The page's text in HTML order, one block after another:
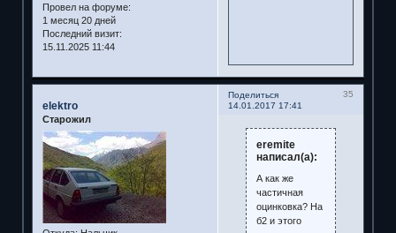
Провел на форуме:
1 месяц 20 дней
Последний визит:
15.11.2025 11:44
Поделиться
35
14.01.2017 17:41
elektro
Старожил
eremite
написал(а):
А как же
частичная
оцинковка? На
б2 и этого